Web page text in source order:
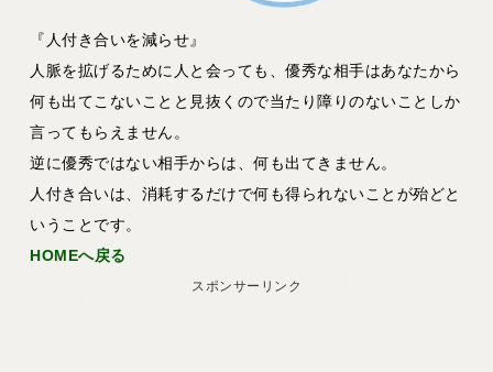
『人付き合いを減らせ』
人脈を拡げるために人と会っても、優秀な相手はあなたから
何も出てこないことと見抜くので当たり障りのないことしか
言ってもらえません。
逆に優秀ではない相手からは、何も出てきません。
人付き合いは、消耗するだけで何も得られないことが殆どと
いうことです。
HOMEへ戻る
スポンサーリンク